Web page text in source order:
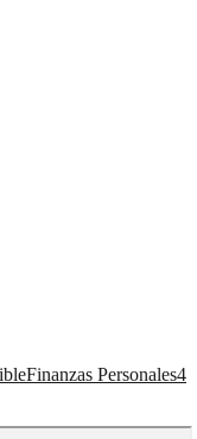
Finanzas Personales4